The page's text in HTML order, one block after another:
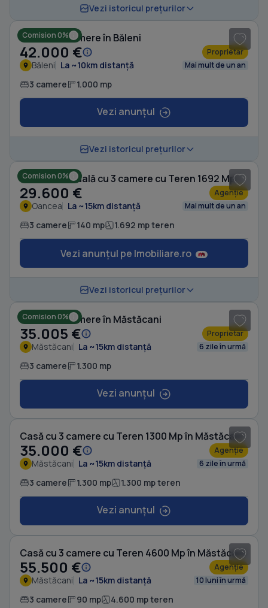
Vezi istoricul prețurilor
Comision 0%
Casă cu 3 camere în Băleni
42.000 € Proprietar
Băleni La ~10km distanță Mai mult de un an
3 camere 1.000 mp
Vezi anunțul
Vezi istoricul prețurilor
Comision 0% Casă individuală cu 3 camere cu Teren 1692 Mp în Oancea
29.600 € Agenție
Oancea La ~15km distanță Mai mult de un an
3 camere 140 mp 1.692 mp teren
Vezi anunțul pe Imobiliare.ro
Vezi istoricul prețurilor
Comision 0%
Casă cu 3 camere în Măstăcani
35.005 € Proprietar
Măstăcani La ~15km distanță 6 zile în urmă
3 camere 1.300 mp
Vezi anunțul
Casă cu 3 camere cu Teren 1300 Mp în Măstăcani
35.000 € Agenție
Măstăcani La ~15km distanță 6 zile în urmă
3 camere 1.300 mp 1.300 mp teren
Vezi anunțul
Casă cu 3 camere cu Teren 4600 Mp în Măstăcani
55.500 € Agenție
Măstăcani La ~15km distanță 10 luni în urmă
3 camere 90 mp 4.600 mp teren